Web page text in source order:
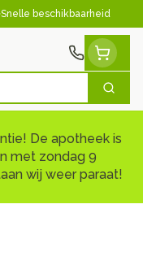
Snelle beschikbaarheid
Zoek
De apotheek is
met zondag 9
wij weer paraat!